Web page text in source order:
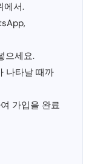
에서.
으세요.
나타날 때까
가입을 완료